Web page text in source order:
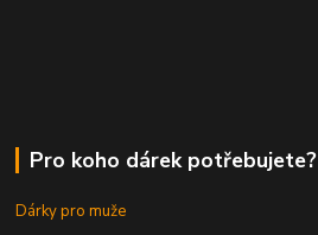
Pro koho dárek potřebujete?
Dárky pro muže